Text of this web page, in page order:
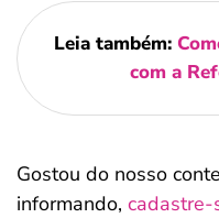
Leia também:
com a
Gostou do nosso
informando, cadastre-